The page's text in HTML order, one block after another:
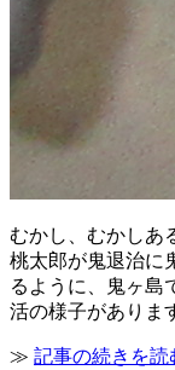
むかし、むかし
桃太郎が鬼退治に
るように、鬼ヶ島
活の様子がありま
≫ 記事の続きを読